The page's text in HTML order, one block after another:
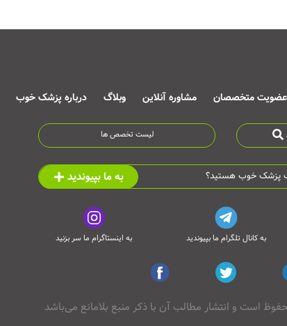
عضویت متخصصان مشاوره آنلاین وبلاگ درباره پزشک خوب
لیست تخصص ها
پزشک خوب هستید؟ به ما بپیوندید
به کانال تلگرام ما بپیوندید به اینستاگرام ما سر بزنید
است و انتشار مطالب آن با ذکر منبع بلامانع می‌باشد